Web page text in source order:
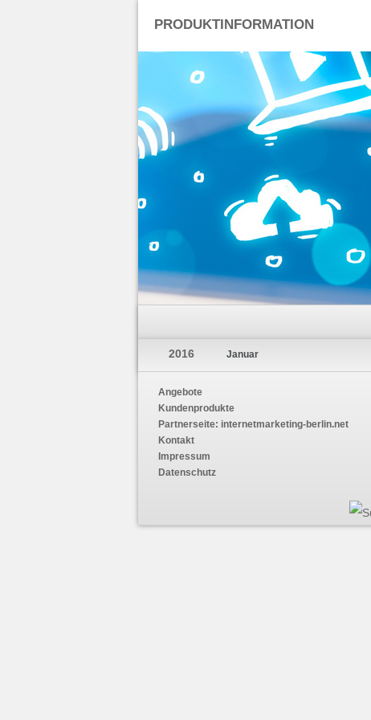
PRODUKTINFORMATION
2016 Januar
Angebote
Kundenprodukte
Partnerseite: internetmarketing-berlin.net
Kontakt
Impressum
Datenschutz